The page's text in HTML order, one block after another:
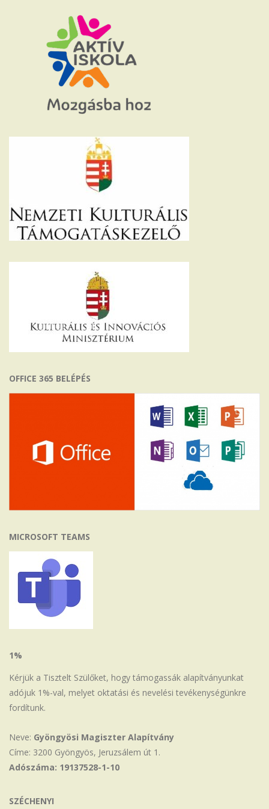
OFFICE 365 BELÉPÉS
MICROSOFT TEAMS
1%
Kérjük a Tisztelt Szülőket, hogy támogassák alapítványunkat
adójuk 1%-val, melyet oktatási és nevelési tevékenységünkre
fordítunk.
Neve: Gyöngyösi Magiszter Alapítvány
Címe: 3200 Gyöngyös, Jeruzsálem út 1.
Adószáma: 19137528-1-10
SZÉCHENYI